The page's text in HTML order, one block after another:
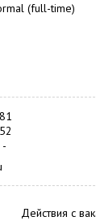
(full-time)
Действия с